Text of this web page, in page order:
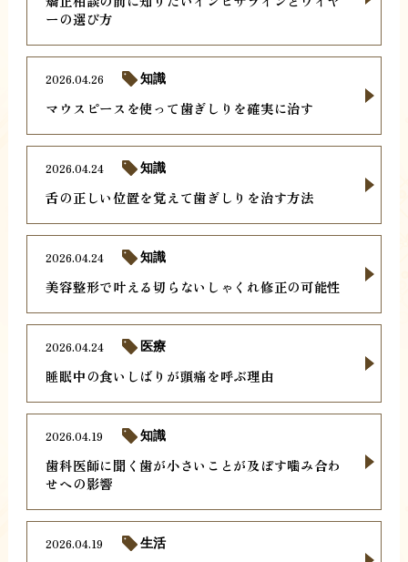
ーの選び方
マウスピースを使って歯ぎしりを確実に治す
2026.04.26 知識
舌の正しい位置を覚えて歯ぎしりを治す方法
2026.04.24 知識
美容整形で叶える切らないしゃくれ修正の可能性
2026.04.24 知識
睡眠中の食いしばりが頭痛を呼ぶ理由
2026.04.24 医療
歯科医師に聞く歯が小さいことが及ぼす噛み合わ
せへの影響
2026.04.19 知識
2026.04.19 生活